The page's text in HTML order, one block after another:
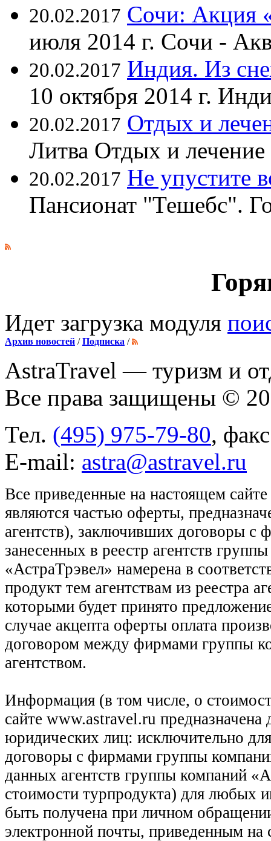
20.02.2017 Сочи: Акция
июля 2014 г. Сочи -
20.02.2017 Индия. Из
10 октября 2014 г.
20.02.2017 Отдых и
Литва Отдых и лечение
20.02.2017 Не упустите
Пансионат "Тешебс".
Идет загрузка модуля
Архив новостей /Подписка /
AstraTravel — туризм и
Все права защищены ©
Тел. (495) 975-79-80,
E-mail: astra@astravel.ru
Все приведенные на настоящем
являются частью оферты,
агентств), заключивших договоры
занесенных в реестр агентств
«АстраТрэвел» намерена в
продукт тем агентствам из реестра
которыми будет принято
случае акцепта оферты оплата
договором между фирмами группы
агентством.
Информация (в том числе, о
сайте www.astravel.ru предназначена
юридических лиц: исключительно
договоры с фирмами группы
данных агентств группы компаний
стоимости турпродукта) для любых
быть получена при личном
электронной почты, приведенным на